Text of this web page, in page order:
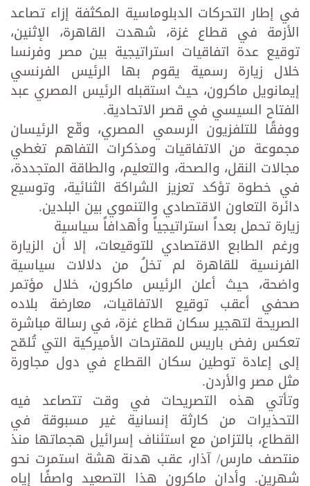
في إطار التحركات الدبلوماسية المكثفة إزاء تصاعد
الأزمة في قطاع غزة، شهدت القاهرة، الإثنين،
توقيع عدة اتفاقيات استراتيجية بين مصر وفرنسا
خلال زيارة رسمية يقوم بها الرئيس الفرنسي
إيمانويل ماكرون، حيث استقبله الرئيس المصري عبد
الفتاح السيسي في قصر الاتحادية.
ووفقًا للتلفزيون الرسمي المصري، وقّع الرئيسان
مجموعة من الاتفاقيات ومذكرات التفاهم تغطي
مجالات النقل، والصحة، والتعليم، والطاقة المتجددة،
في خطوة تؤكد تعزيز الشراكة الثنائية، وتوسيع
دائرة التعاون الاقتصادي والتنموي بين البلدين.
زيارة تحمل بعداً استراتيجياً وأهدافاً سياسية
ورغم الطابع الاقتصادي للتوقيعات، إلا أن الزيارة
الفرنسية للقاهرة لم تخلُ من دلالات سياسية
واضحة، حيث أعلن الرئيس ماكرون، خلال مؤتمر
صحفي أعقب توقيع الاتفاقيات، معارضة بلاده
الصريحة لتهجير سكان قطاع غزة، في رسالة مباشرة
تعكس رفض باريس للمقترحات الأميركية التي تُلمّح
إلى إعادة توطين سكان القطاع في دول مجاورة
مثل مصر والأردن.
وتأتي هذه التصريحات في وقت تتصاعد فيه
التحذيرات من كارثة إنسانية غير مسبوقة في
القطاع، بالتزامن مع استئناف إسرائيل هجماتها منذ
منتصف مارس/ آذار، عقب هدنة هشة استمرت نحو
شهرين. وأدان ماكرون هذا التصعيد واصفًا إياه